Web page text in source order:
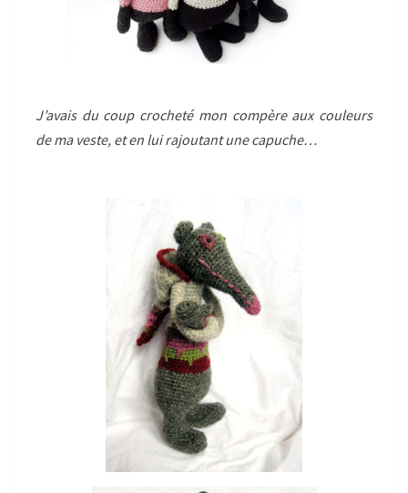
J’avais du coup crocheté mon compère aux couleurs
de ma veste, et en lui rajoutant une capuche…